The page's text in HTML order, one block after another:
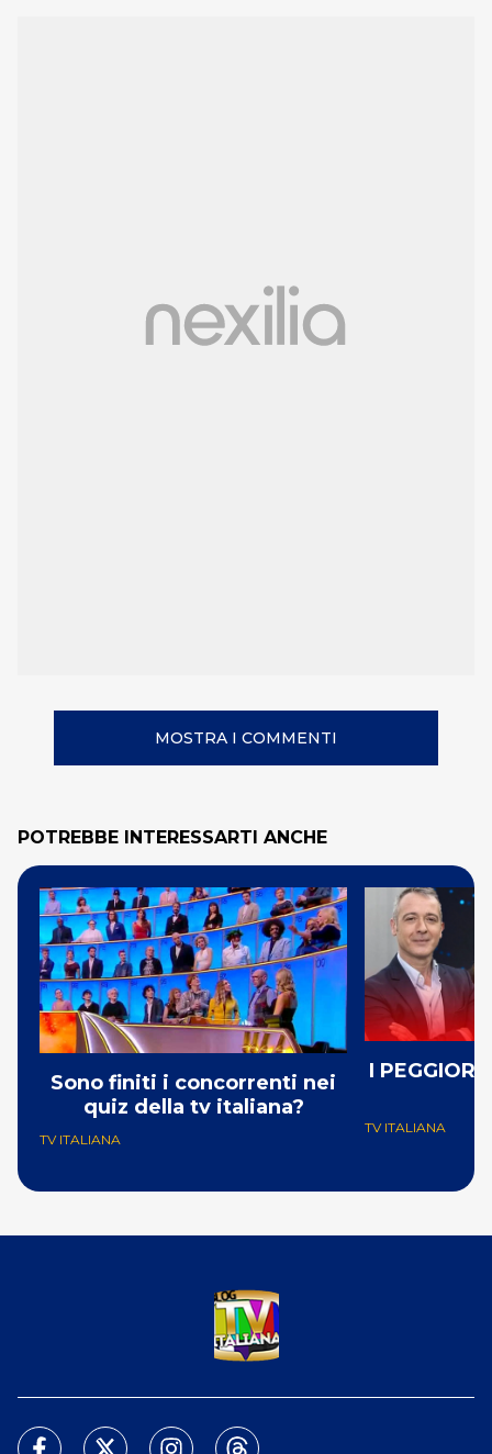
MOSTRA I COMMENTI
POTREBBE INTERESSARTI ANCHE
Sono finiti i concorrenti nei
quiz della tv italiana?
TV ITALIANA
I
TV ITALIANA